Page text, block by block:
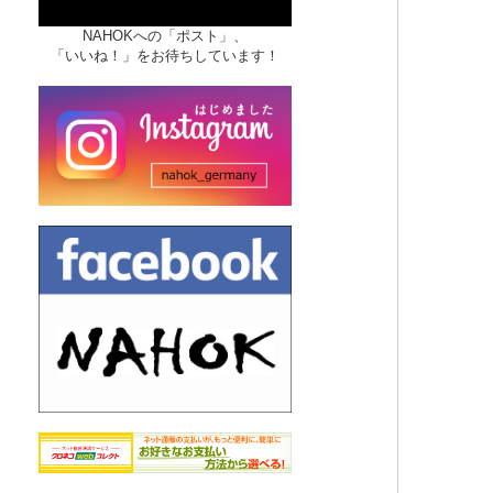
NAHOKへの「ポスト」、
「いいね！」をお待ちしています！